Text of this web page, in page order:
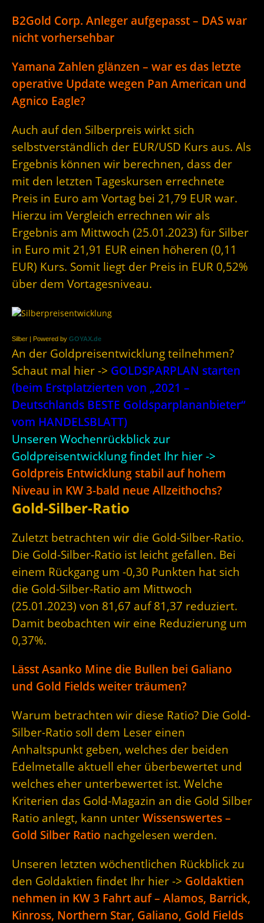
B2Gold Corp. Anleger aufgepasst – DAS war
nicht vorhersehbar
Yamana Zahlen glänzen – war es das letzte
operative Update wegen Pan American und
Agnico Eagle?
Auch auf den Silberpreis wirkt sich
selbstverständlich der EUR/USD Kurs aus. Als
Ergebnis können wir berechnen, dass der
mit den letzten Tageskursen errechnete
Preis in Euro am Vortag bei 21,79 EUR war.
Hierzu im Vergleich errechnen wir als
Ergebnis am Mittwoch (25.01.2023) für Silber
in Euro mit 21,91 EUR einen höheren (0,11
EUR) Kurs. Somit liegt der Preis in EUR 0,52%
über dem Vortagesniveau.
Silber | Powered by GOYAX.de
An der Goldpreisentwicklung teilnehmen?
Schaut mal hier -> GOLDSPARPLAN starten
(beim Erstplatzierten von „2021 –
Deutschlands BESTE Goldsparplananbieter“
vom HANDELSBLATT)
Unseren Wochenrückblick zur
Goldpreisentwicklung findet Ihr hier ->
Goldpreis Entwicklung stabil auf hohem
Niveau in KW 3-bald neue Allzeithochs?
Gold-Silber-Ratio
Zuletzt betrachten wir die Gold-Silber-Ratio.
Die Gold-Silber-Ratio ist leicht gefallen. Bei
einem Rückgang um -0,30 Punkten hat sich
die Gold-Silber-Ratio am Mittwoch
(25.01.2023) von 81,67 auf 81,37 reduziert.
Damit beobachten wir eine Reduzierung um
0,37%.
Lässt Asanko Mine die Bullen bei Galiano
und Gold Fields weiter träumen?
Warum betrachten wir diese Ratio? Die Gold-
Silber-Ratio soll dem Leser einen
Anhaltspunkt geben, welches der beiden
Edelmetalle aktuell eher überbewertet und
welches eher unterbewertet ist. Welche
Kriterien das Gold-Magazin an die Gold Silber
Ratio anlegt, kann unter Wissenswertes –
Gold Silber Ratio nachgelesen werden.
Unseren letzten wöchentlichen Rückblick zu
den Goldaktien findet Ihr hier -> Goldaktien
nehmen in KW 3 Fahrt auf – Alamos, Barrick,
Kinross, Northern Star, Galiano, Gold Fields